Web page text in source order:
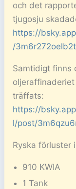
och det
tjugosju
https://
/3m6r272oelb2t
Samtidigt finns
träffats:
https://
l/post/
Ryska förluster
910 KWIA
1 Tank